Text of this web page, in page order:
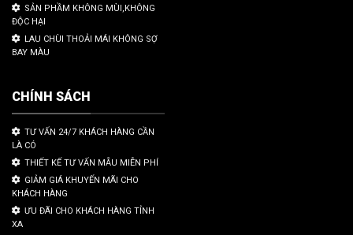
SẢN PHẦM KHÔNG MÙI,KHÔNG
ĐỘC HẠI
LAU CHÙI THOẢI MÁI KHÔNG SỢ
BAY MÀU
CHÍNH SÁCH
TƯ VẤN 24/7 KHÁCH HÀNG CẦN
LÀ CÓ
THIẾT KẾ TƯ VẤN MẪU MIỄN PHÍ
GIẢM GIÁ KHUYẾN MÃI CHO
KHÁCH HÀNG
ƯU ĐÃI CHO KHÁCH HÀNG TỈNH
XA